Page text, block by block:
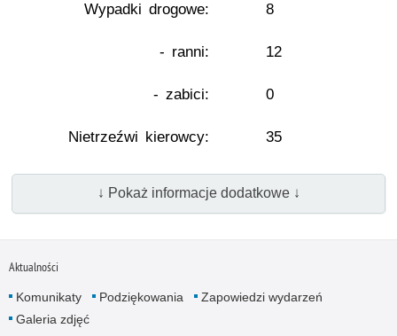
Wypadki drogowe: 8
- ranni: 12
- zabici: 0
Nietrzeźwi kierowcy: 35
↓ Pokaż informacje dodatkowe ↓
Aktualności
Komunikaty Podziękowania
Zapowiedzi wydarzeń
Galeria zdjęć